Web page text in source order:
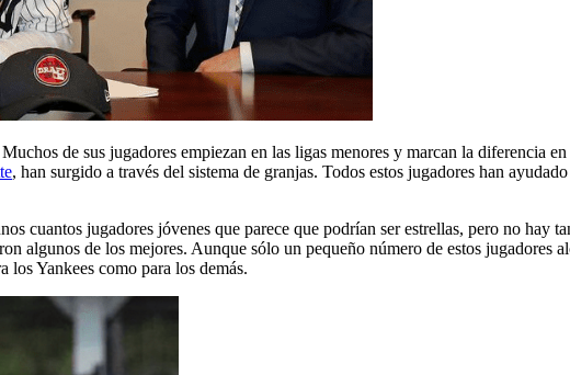
de sus jugadores empiezan en las ligas menores y marcan la diferencia
, han surgido a través del sistema de granjas. Todos estos jugadores han
cuantos jugadores jóvenes que parece que podrían ser estrellas, pero no hay
algunos de los mejores. Aunque sólo un pequeño número de estos jugadores
los Yankees como para los demás.